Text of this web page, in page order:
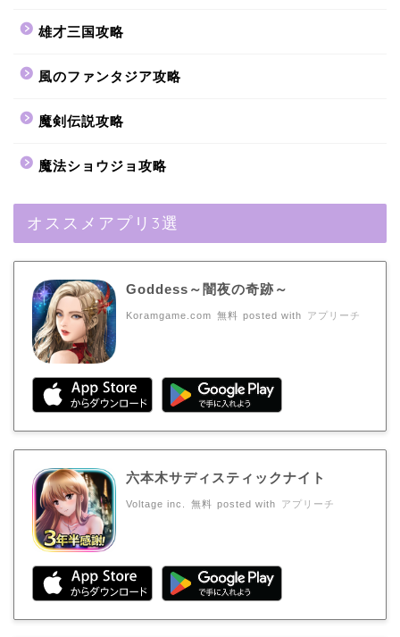
雄才三国攻略
風のファンタジア攻略
魔剣伝説攻略
魔法ショウジョ攻略
オススメアプリ3選
Goddess～闇夜の奇跡～
Koramgame.com 無料 posted with アプリーチ
六本木サディスティックナイト
Voltage inc. 無料 posted with アプリーチ